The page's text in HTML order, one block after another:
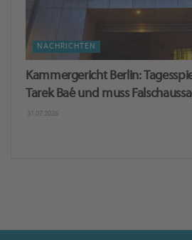
NACHRICHTEN
Kammergericht Berlin:
Tarek Baé und muss
31.07.2026